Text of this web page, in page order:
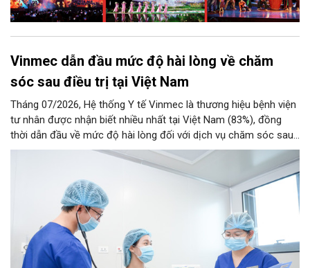
Vinmec dẫn đầu mức độ hài lòng về chăm
sóc sau điều trị tại Việt Nam
Tháng 07/2026, Hệ thống Y tế Vinmec là thương hiệu bệnh viện
tư nhân được nhận biết nhiều nhất tại Việt Nam (83%), đồng
thời dẫn đầu về mức độ hài lòng đối với dịch vụ chăm sóc sau
điều trị.